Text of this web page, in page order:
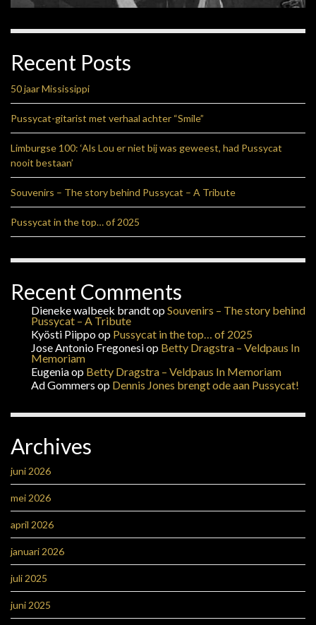
Recent Posts
50 jaar Mississippi
Pussycat-gitarist met verhaal achter “Smile”
Limburgse 100: ‘Als Lou er niet bij was geweest, had Pussycat
nooit bestaan’
Souvenirs – The story behind Pussycat – A Tribute
Pussycat in the top… of 2025
Recent Comments
Dieneke walbeek brandtopSouvenirs – The story behind
Pussycat – A Tribute
Kyösti Piippoop Pussycat in the top… of 2025
Jose Antonio Fregonesiop Betty Dragstra – Veldpaus In
Memoriam
Eugeniaop Betty Dragstra – Veldpaus In Memoriam
Ad Gommers op Dennis Jones brengt ode aan Pussycat!
Archives
juni 2026
mei 2026
april 2026
januari 2026
juli 2025
juni 2025